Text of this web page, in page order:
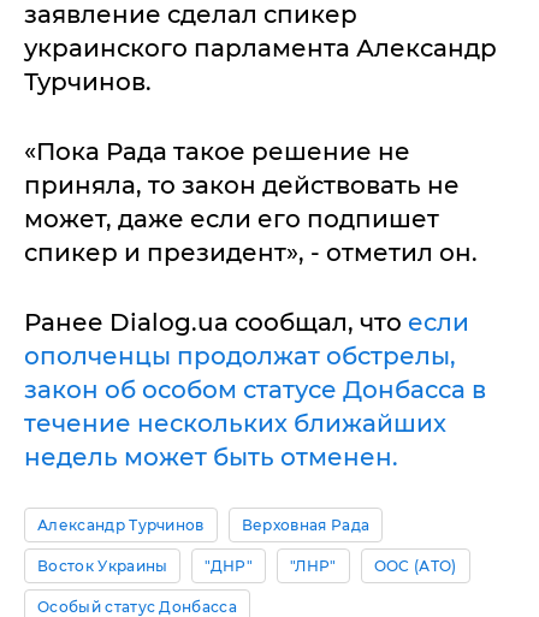
заявление сделал спикер
украинского парламента Александр
Турчинов.
«Пока Рада такое решение не
приняла, то закон действовать не
может, даже если его подпишет
спикер и президент», - отметил он.
Ранее Dialog.ua сообщал, что если
ополченцы продолжат обстрелы,
закон об особом статусе Донбасса в
течение нескольких ближайших
недель может быть отменен.
Александр Турчинов Верховная Рада
Восток Украины "ДНР" "ЛНР" ООС (АТО)
Особый статус Донбасса